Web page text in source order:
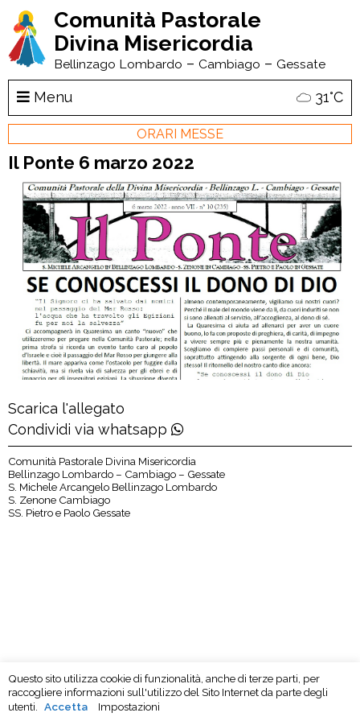
Comunità Pastorale
Divina Misericordia
Bellinzago Lombardo – Cambiago – Gessate
Menu 31°C
ORARI MESSE
Il Ponte 6 marzo 2022
Scarica l'allegato
Condividi via whatsapp
Comunità Pastorale Divina Misericordia
Bellinzago Lombardo – Cambiago – Gessate
S. Michele Arcangelo Bellinzago Lombardo
S. Zenone Cambiago
SS. Pietro e Paolo Gessate
Questo sito utilizza cookie di funzionalità, anche di terze parti, per
raccogliere informazioni sull'utilizzo del Sito Internet da parte degli
utenti.
Accetta Impostazioni